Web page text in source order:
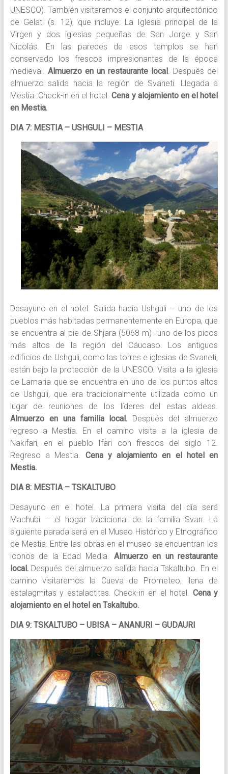
UNESCO). También visitaremos el conjunto arquitectónico
de Gelati (s. 12), que incluye: La Iglesia principal de la
Virgen y dos iglesias pequeñas de San Jorge y San
Nicolás. En las paredes de esos templos se han
conservado los frescos impresionantes de la época
medieval. Almuerzo en un restaurante local. Después del
almuerzo salida hacia la región de Svaneti. Llegada a
Mestia. Check-in en el hotel.Cena y alojamiento en el hotel
en Mestia.
DIA 7: MESTIA – USHGULI – MESTIA
Desayuno en el hotel. Salida hacia Ushguli – uno de los
pueblos más habitadas permanentemente en Europa, que
se encuentra al pie de Shjara (5068 m)- uno de los picos
más altos de la región del Cáucaso. Los antiguos
edificios de Ushguli, como las torres e iglesias de Svaneti,
están bajo la protección de la UNESCO. Visita a la iglesia
de Lamaria que se encuentra en uno de los puntos altos
de Ushguli, que era tradicionalmente utilizada como un
lugar de reuniones de los líderes del estas aldeas.
Almuerzo en una familia local. Después del almuerzo
regreso a Mestia. En el camino visita a la iglesia de
Nakifari, en el pueblo Ifari con frescos del siglo 12.
Regreso a Mestia. Cena y alojamiento en el hotel en
Mestia.
DIA 8: MESTIA – TSKALTUBO
Desayuno en el hotel. La primera visita del día será
Machubi – el hogar tradicional de la familia Svan. La
siguiente parada será en el Museo Histórico y Etnográfico
de Mestia. Entre las obras en el museo se encuentran los
iconos de la Edad Media. Almuerzo en un restaurante
local.Después del almuerzo salida hacia Tskaltubo. En el
camino visitaremos la Cueva de Prometeo, llena de
estalagmitas y estalactitas. Check-in en el hotel. Cena y
alojamiento en el hotel en Tskaltubo.
DIA 9: TSKALTUBO – UBISA – ANANURI – GUDAURI